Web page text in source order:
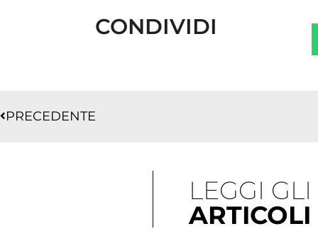
CONDIVIDI
PRECEDENTE
LEGGI GLI
ARTICOLI